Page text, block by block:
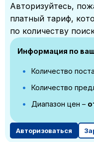
Авторизуйтесь,
платный тариф,
по количеству
Информация по
Количество
Количество
Диапазон цен –
Авторизоваться